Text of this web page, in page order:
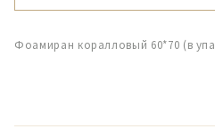
Фоамиран коралловый 60*70 (в